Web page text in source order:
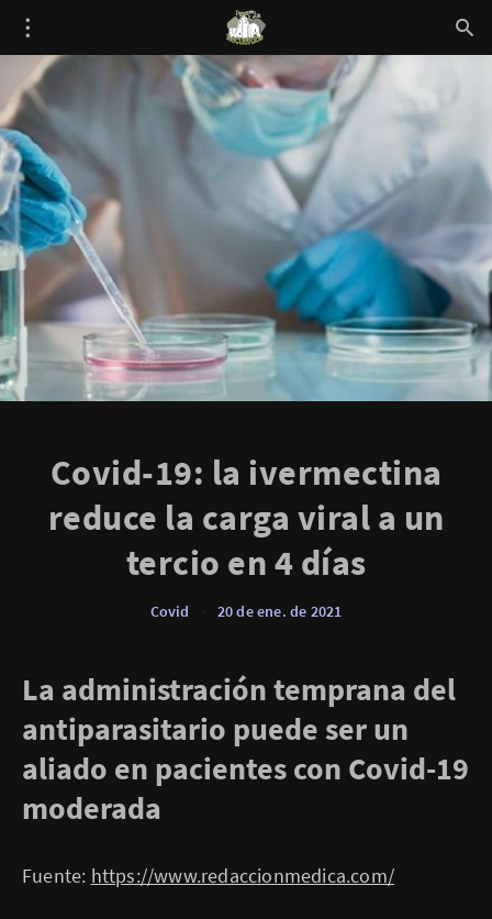
Covid-19: la ivermectina
reduce la carga viral a un
tercio en 4 días
Covid 20 de ene. de 2021
La administración temprana del
antiparasitario puede ser un
aliado en pacientes con Covid-19
moderada
Fuente: https://www.redaccionmedica.com/